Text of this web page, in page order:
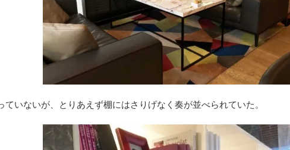
いないが、とりあえず棚にはさりげなく奏が並べられていた。